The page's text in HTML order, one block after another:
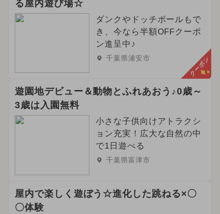
る屋内遊び場☆
ダンクやドッチボールもで
き、今なら半額OFFクーポ
ン進呈中♪
千葉県浦安市 クーポン
遊園地デビュー＆動物とふれあおう♪0歳～
3歳は入園無料
小さな子供向けアトラクシ
ョン充実！広大な自然の中
で1日遊べる
千葉県富津市
屋内で楽しく遊ぼう☆進化した跳ねる×〇
〇体験